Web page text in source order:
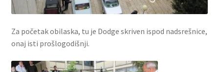
Za početak obilaska, tu je Dodge skriven ispod nadsrešnice,
onaj isti prošlogodišnji.